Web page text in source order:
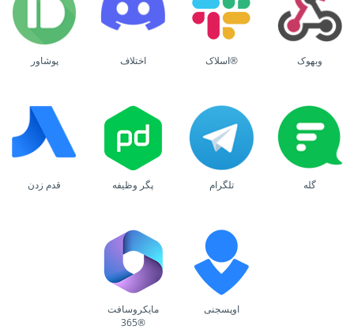
پوشاور اختلاف اسلاک® وبهوک
قدم زدن پگر وظیفه تلگرام گله
مایکروسافت
365®
اوپسجنی